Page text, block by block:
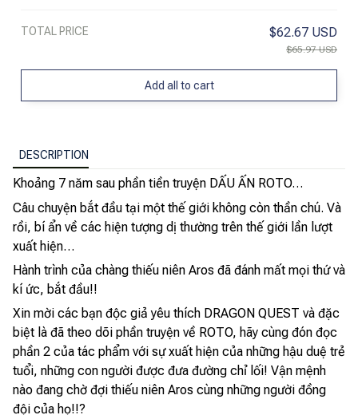
TOTAL PRICE $62.67 USD
$65.97 USD
Add all to cart
DESCRIPTION
Khoảng 7 năm sau phần tiền truyện DẤU ẤN ROTO…
Câu chuyện bắt đầu tại một thế giới không còn thần chú. Và
rồi, bí ẩn về các hiện tượng dị thường trên thế giới lần lượt
xuất hiện…
Hành trình của chàng thiếu niên Aros đã đánh mất mọi thứ và
kí ức, bắt đầu!!
Xin mời các bạn độc giả yêu thích DRAGON QUEST và đặc
biệt là đã theo dõi phần truyện về ROTO, hãy cùng đón đọc
phần 2 của tác phẩm với sự xuất hiện của những hậu duệ trẻ
tuổi, những con người được đưa đường chỉ lối! Vận mệnh
nào đang chờ đợi thiếu niên Aros cùng những người đồng
đội của họ!!?